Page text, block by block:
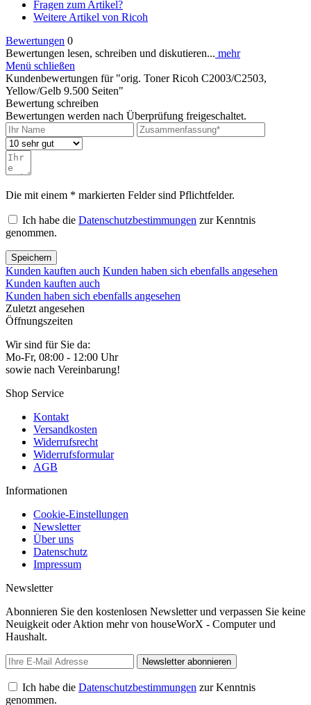
Fragen zum Artikel?
Weitere Artikel von Ricoh
Bewertungen 0
Bewertungen lesen, schreiben und diskutieren... mehr
Menü schließen
Kundenbewertungen für "orig. Toner Ricoh C2003/C2503,
Yellow/Gelb 9.500 Seiten"
Bewertung schreiben
Bewertungen werden nach Überprüfung freigeschaltet.
Die mit einem * markierten Felder sind Pflichtfelder.
Ich habe die Datenschutzbestimmungen zur Kenntnis
genommen.
Speichern
Kunden kauften auch Kunden haben sich ebenfalls angesehen
Kunden kauften auch
Kunden haben sich ebenfalls angesehen
Zuletzt angesehen
Öffnungszeiten
Wir sind für Sie da:
Mo-Fr, 08:00 - 12:00 Uhr
sowie nach Vereinbarung!
Shop Service
Kontakt
Versandkosten
Widerrufsrecht
Widerrufsformular
AGB
Informationen
Cookie-Einstellungen
Newsletter
Über uns
Datenschutz
Impressum
Newsletter
Abonnieren Sie den kostenlosen Newsletter und verpassen Sie keine
Neuigkeit oder Aktion mehr von houseWorX - Computer und
Haushalt.
Newsletter abonnieren
Ich habe die Datenschutzbestimmungen zur Kenntnis
genommen.